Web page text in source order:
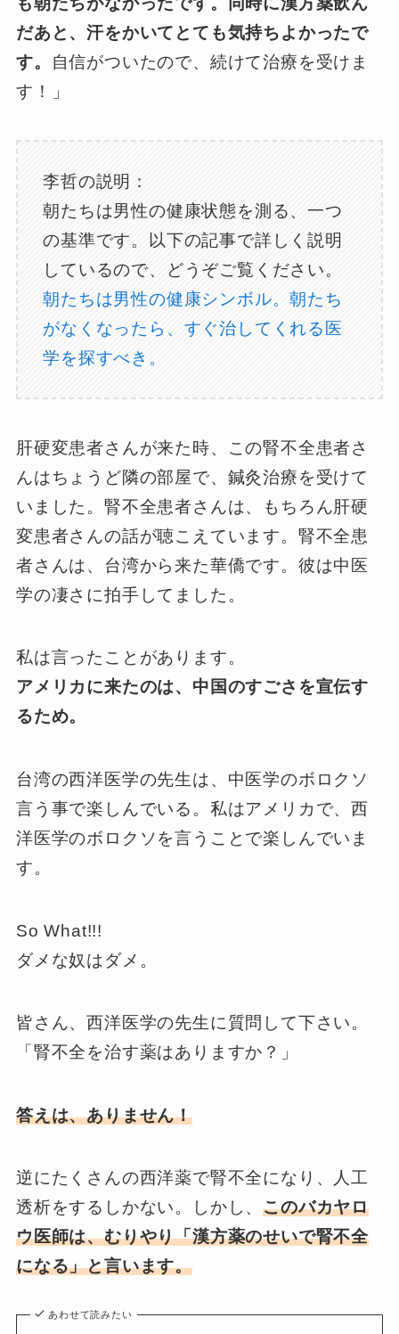
だあと、汗をかいてとても気持ちよかったで
す。
自信がついたので、続けて治療を受けま
す！」
李哲の説明：
朝たちは男性の健康状態を測る、一つ
の基準です。以下の記事で詳しく説明
しているので、どうぞご覧ください。
朝たちは男性の健康シンボル。朝たち
がなくなったら、すぐ治してくれる医
学を探すべき。
肝硬変患者さんが来た時、この腎不全患者さ
んはちょうど隣の部屋で、鍼灸治療を受けて
いました。腎不全患者さんは、もちろん肝硬
変患者さんの話が聴こえています。腎不全患
者さんは、台湾から来た華僑です。彼は中医
学の凄さに拍手してました。
私は言ったことがあります。
アメリカに来たのは、中国のすごさを宣伝す
るため。
台湾の西洋医学の先生は、中医学のボロクソ
言う事で楽しんでいる。私はアメリカで、西
洋医学のボロクソを言うことで楽しんでいま
す。
So What!!!
ダメな奴はダメ。
皆さん、西洋医学の先生に質問して下さい。
「腎不全を治す薬はありますか？」
答えは、ありません！
逆にたくさんの西洋薬で腎不全になり、人工
透析をするしかない。しかし、このバカヤロ
ウ医師は、むりやり「漢方薬のせいで腎不全
になる」と言います。
あわせて読みたい